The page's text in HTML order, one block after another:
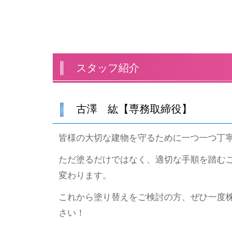
スタッフ紹介
古澤 紘【専務取締役】
皆様の大切な建物を守るために一つ一つ丁
ただ塗るだけではなく、適切な手順を踏む
変わります。
これから塗り替えをご検討の方、ぜひ一度
さい！